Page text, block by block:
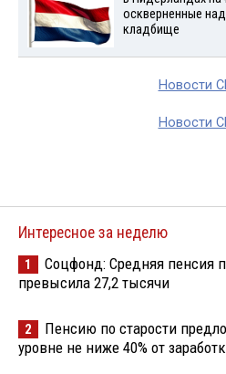
оскверненные
кладбище
Новости
Новости
Интересное за неделю
1
Соцфонд: Средняя пенсия
превысила 27,2 тысячи
2
Пенсию по старости
уровне не ниже 40% от